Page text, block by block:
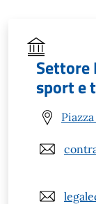
Settore
sport e